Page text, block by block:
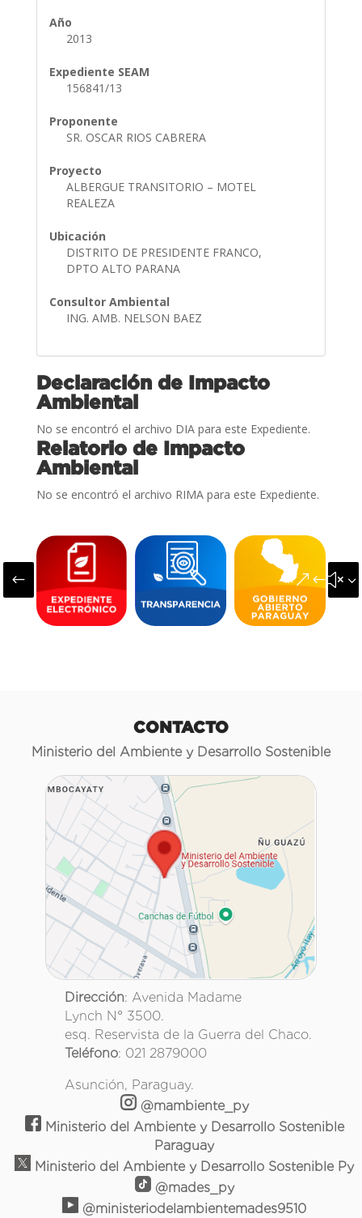
Año
2013
Expediente SEAM
156841/13
Proponente
SR. OSCAR RIOS CABRERA
Proyecto
ALBERGUE TRANSITORIO – MOTEL
REALEZA
Ubicación
DISTRITO DE PRESIDENTE FRANCO,
DPTO ALTO PARANA
Consultor Ambiental
ING. AMB. NELSON BAEZ
Declaración de Impacto
Ambiental
No se encontró el archivo DIA para este Expediente.
Relatorio de Impacto
Ambiental
No se encontró el archivo RIMA para este Expediente.
#
CONTACTO
Ministerio del Ambiente y Desarrollo Sostenible
Dirección: Avenida Madame
Lynch N° 3500.
esq. Reservista de la Guerra del Chaco.
Teléfono: 021 2879000
Asunción, Paraguay.
@mambiente_py
Ministerio del Ambiente y Desarrollo Sostenible
Paraguay
Ministerio del Ambiente y Desarrollo Sostenible Py
@mades_py
@ministeriodelambientemades9510